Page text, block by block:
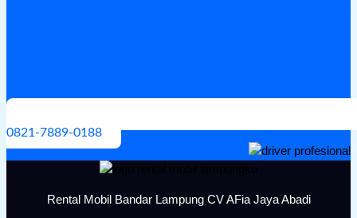
0821-7889-0188
Rental Mobil Bandar Lampung CV AFia Jaya Abadi